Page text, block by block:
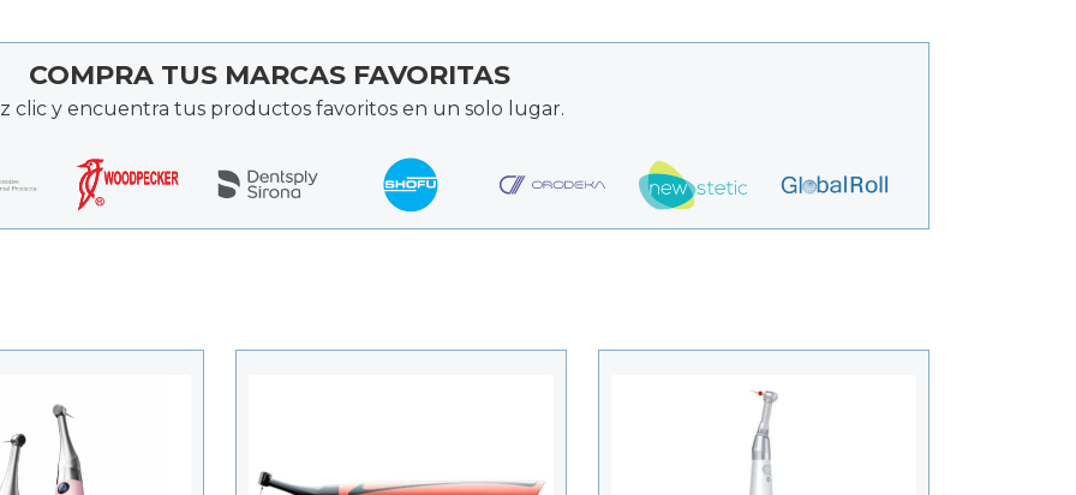
COMPRA TUS MARCAS FAVORITAS
clic y encuentra tus productos favoritos en un solo lugar.